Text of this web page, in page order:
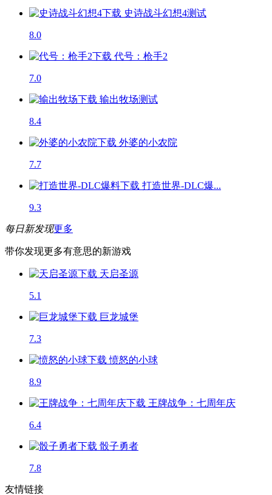
史诗战斗幻想4测试
8.0
代号：枪手2
7.0
输出牧场测试
8.4
外婆的小农院
7.7
打造世界-DLC爆...
9.3
每日新发现更多
带你发现更多有意思的新游戏
天启圣源
5.1
巨龙城堡
7.3
愤怒的小球
8.9
王牌战争：七周年庆
6.4
骰子勇者
7.8
友情链接